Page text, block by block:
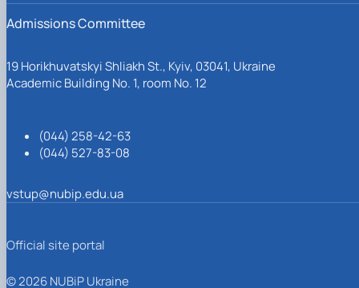
Admissions Committee
19 Horikhuvatskyi Shliakh St., Kyiv, 03041, Ukraine
Academic Building No. 1, room No. 12
(044) 258-42-63
(044) 527-83-08
vstup@nubip.edu.ua
Official site portal
© 2026 NUBiP Ukraine